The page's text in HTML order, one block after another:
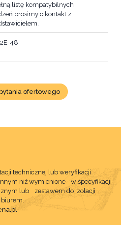
listę kompatybilnych
prosimy o kontakt z
ofertowego
technicznej lub weryfikacji
niż wymienione w specyfikacji
lub zestawem do izolacji